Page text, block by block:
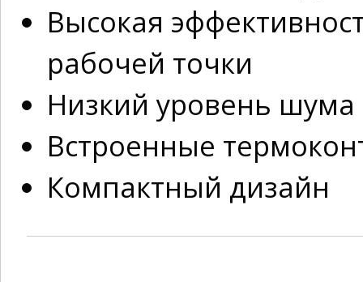
Высокая
рабочей точки
Низкий уровень шума
Встроенные
Компактный дизайн